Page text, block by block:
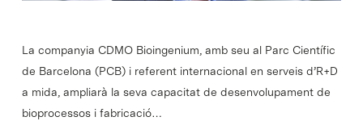
La companyia CDMO Bioingenium, amb seu al Parc Científic
de Barcelona (PCB) i referent internacional en serveis d’R+D
a mida, ampliarà la seva capacitat de desenvolupament de
bioprocessos i fabricació…